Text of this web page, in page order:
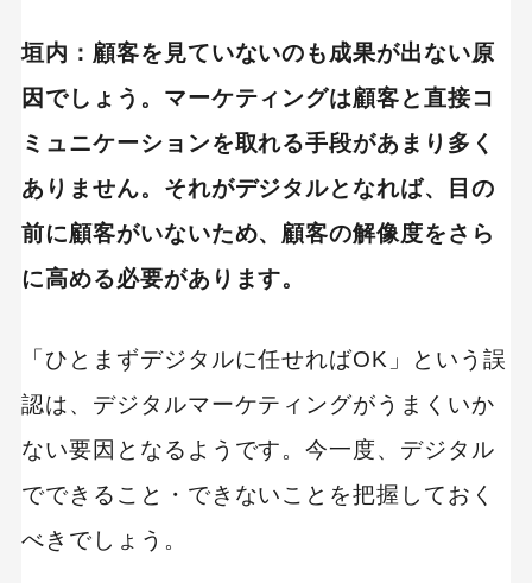
キーワードから記事を検索
カテゴリーから記事を検索
検索する
人気のキーワード
Googleアナリティクス
垣内：顧客を見ていないのも成果が出ない原
因でしょう。マーケティングは顧客と直接コ
ミュニケーションを取れる手段があまり多く
ありません。それがデジタルとなれば、目の
前に顧客がいないため、顧客の解像度をさら
に高める必要があります。
「ひとまずデジタルに任せればOK」という誤
認は、デジタルマーケティングがうまくいか
ない要因となるようです。今一度、デジタル
でできること・できないことを把握しておく
べきでしょう。